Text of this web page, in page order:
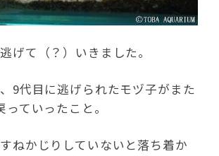
げて（？）いきました。
9代目に逃げられたモヅ子がまた
ていったこと。
ねかじりしていないと落ち着か